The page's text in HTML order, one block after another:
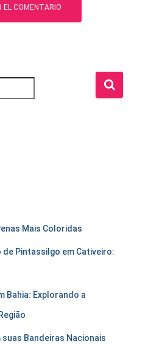
Mais Coloridas
de Pintassilgo em Cativeiro:
Bahia: Explorando a
suas Bandeiras Nacionais